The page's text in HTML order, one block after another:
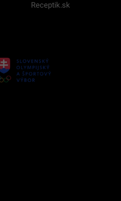
Receptik.sk